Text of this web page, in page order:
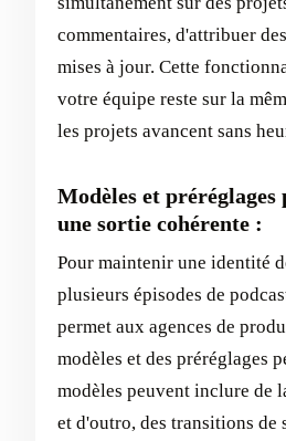
commentaires, d'attribuer
mises à jour. Cette
votre équipe reste sur la
les projets avancent sans
Modèles et
une sortie cohérente :
Pour maintenir une identité
plusieurs épisodes de
permet aux agences de
modèles et des préréglages
modèles peuvent inclure de
et d'outro, des transitions de